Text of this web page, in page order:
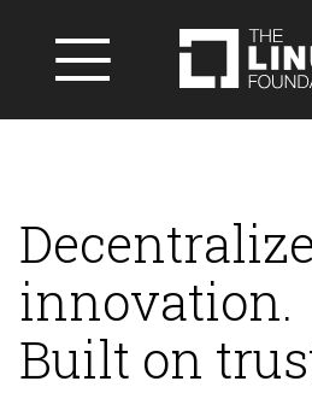
innovation.
Built on